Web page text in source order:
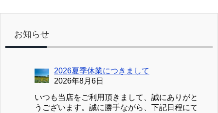
お知らせ
2026夏季休業につきまして
2026年8月6日
いつも当店をご利用頂きまして、誠にありがと
うございます。誠に勝手ながら、下記日程にて